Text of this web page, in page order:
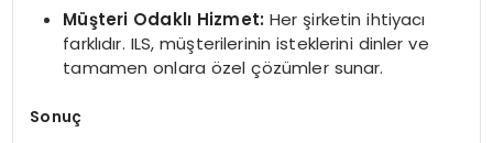
Müşteri Odaklı Hizmet: Her şirketin ihtiyacı
farklıdır. ILS, müşterilerinin isteklerini dinler ve
tamamen onlara özel çözümler sunar.
Sonuç